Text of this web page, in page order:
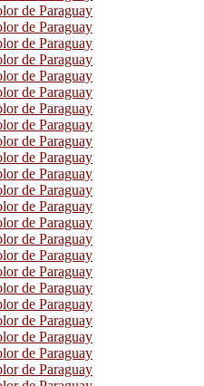
de Paraguay
de Paraguay
de Paraguay
de Paraguay
de Paraguay
de Paraguay
de Paraguay
de Paraguay
de Paraguay
de Paraguay
de Paraguay
de Paraguay
de Paraguay
de Paraguay
de Paraguay
de Paraguay
de Paraguay
de Paraguay
de Paraguay
de Paraguay
de Paraguay
de Paraguay
de Paraguay